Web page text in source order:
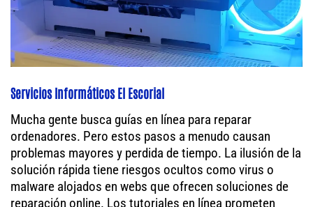
Servicios Informáticos El Escorial
Mucha gente busca guías en línea para reparar
ordenadores. Pero estos pasos a menudo causan
problemas mayores y perdida de tiempo. La ilusión de la
solución rápida tiene riesgos ocultos como virus o
malware alojados en webs que ofrecen soluciones de
reparación online. Los tutoriales en línea prometen